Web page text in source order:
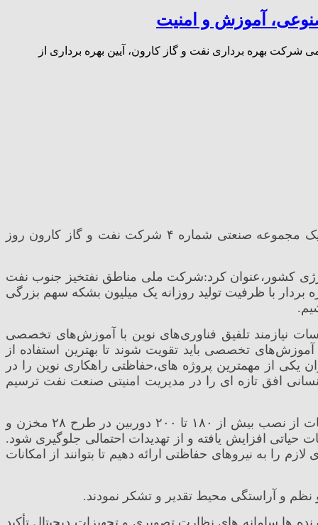
آموزش و امنیت
بهره برداری نفت و گاز کارون، آیین بهره برداری از
به گزارش روابط عمومی شرکت بهره برداری نفت و گاز کارون، آیین بهره برداری از ساختمان سیستم حفاظت الکترونیک مجموعه صنعتی شماره ۴ شرکت نفت و گاز کارون روز
کشور،عنوان کرد:شرکت ملی مناطق نفتخیز جنوب نفت
بردار با ظرفیت تولید روزانه یک میلیون بشکه سهم بزرگی
نیازمند تلفیق فناوری‌های نوین با آموزش‌های تخصصی
تخصصی باید تقویت شوند تا بهترین استفاده از
گیرد و در همین راستا افتتاح ساختمان سیستم حفاظت الکترونیک مجموعه صنعتی شماره ۴ به عنوان یکی از مهمترین پروژه های،حفاظتی راهکاری نوین را در
افق تازه ای را در مدیریت امنیتی صنعت نفت ترسیم
مدیر عامل شرکت بهره برداری نفت و گاز کارون با اشاره به تلاشهای این شرکت در تقویت نظارت الکترونیکی بر تأسیسات از نصب بیش از ۱۸۰ تا ۲۰۰ دوربین در طرح ۲۸ مخزن و
حیاتی افزایش یافته و از تهدیدات احتمالی جلوگیری شود.
را به نیروهای حفاظتی ارائه دهیم تا بتوانند از امکانات
و آراستگی محیط تقدیر و تشکر نمودند.